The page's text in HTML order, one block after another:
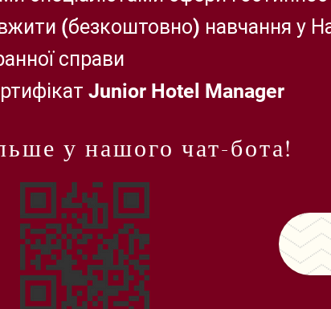
(безкоштовно) навчання у
справи
Junior Hotel Manager
у нашого чат-бота!